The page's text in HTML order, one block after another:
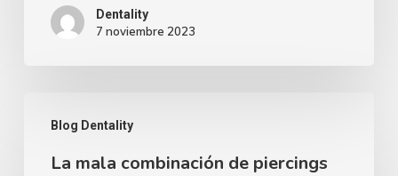
salud
bucodental
Dentality
7 noviembre 2023
Blog Dentality
mala
combinación
La mala combinación de piercings